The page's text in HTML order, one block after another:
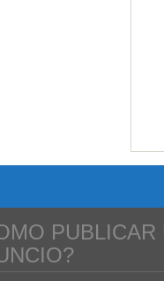
PUBLICAR